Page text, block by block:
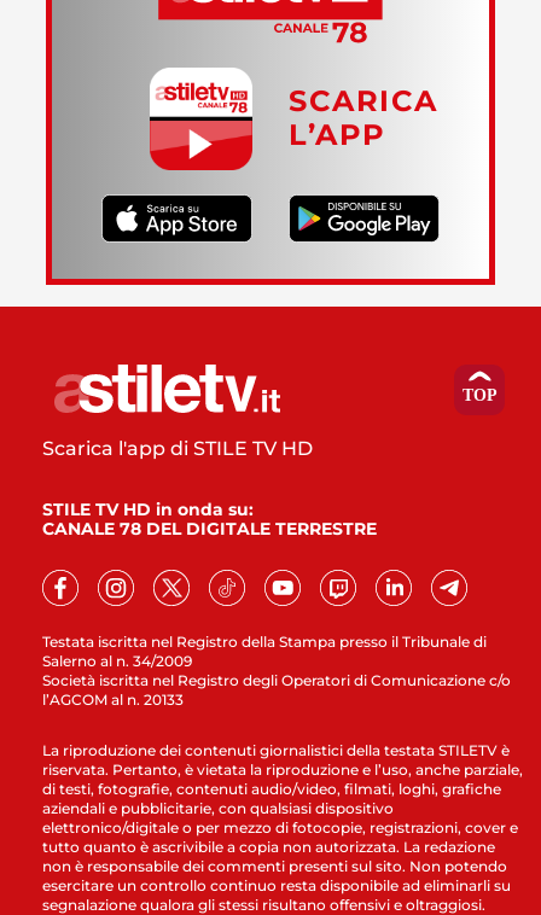
SCARICA
L’APP
Testata iscritta nel Registro della Stampa presso il Tribunale di
Salerno al n. 34/2009
Società iscritta nel Registro degli Operatori di Comunicazione c/o
l’AGCOM al n. 20133
Scarica l'app di STILE TV HD
STILE TV HD in onda su:
CANALE 78 DEL DIGITALE TERRESTRE
La riproduzione dei contenuti giornalistici della testata STILETV è
riservata. Pertanto, è vietata la riproduzione e l’uso, anche parziale,
di testi, fotografie, contenuti audio/video, filmati, loghi, grafiche
aziendali e pubblicitarie, con qualsiasi dispositivo
elettronico/digitale o per mezzo di fotocopie, registrazioni, cover e
tutto quanto è ascrivibile a copia non autorizzata. La redazione
non è responsabile dei commenti presenti sul sito. Non potendo
esercitare un controllo continuo resta disponibile ad eliminarli su
segnalazione qualora gli stessi risultano offensivi e oltraggiosi.